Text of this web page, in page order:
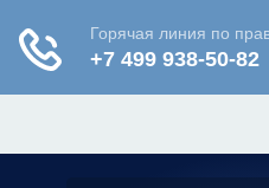
✆ 7 (800) 350-22-64